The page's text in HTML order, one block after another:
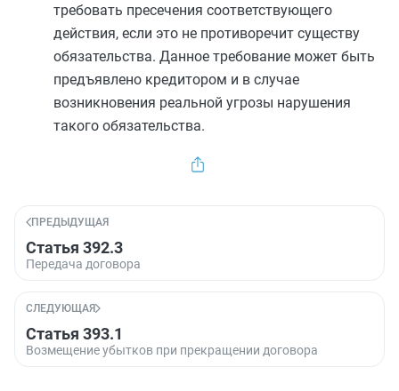
требовать пресечения соответствующего
действия, если это не противоречит существу
обязательства. Данное требование может быть
предъявлено кредитором и в случае
возникновения реальной угрозы нарушения
такого обязательства.
ПРЕДЫДУЩАЯ
Статья 392.3
Передача договора
СЛЕДУЮЩАЯ
Статья 393.1
Возмещение убытков при прекращении договора